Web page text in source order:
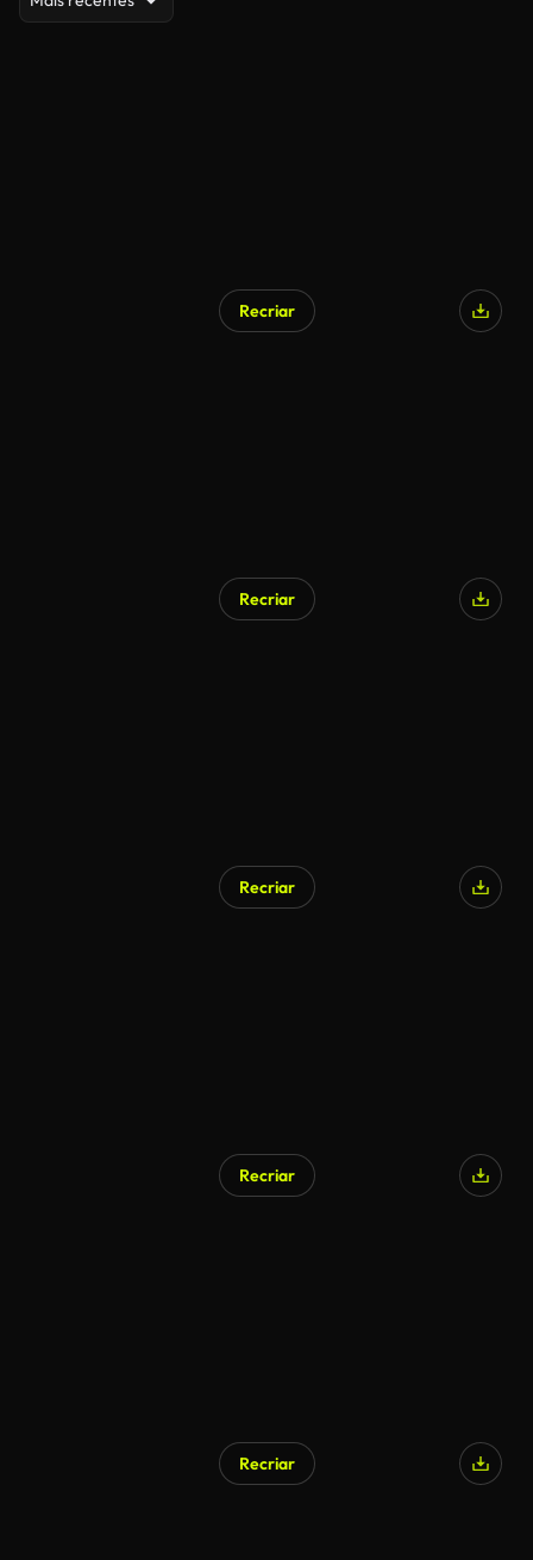
Recriar
Recriar
Recriar
Recriar
Recriar